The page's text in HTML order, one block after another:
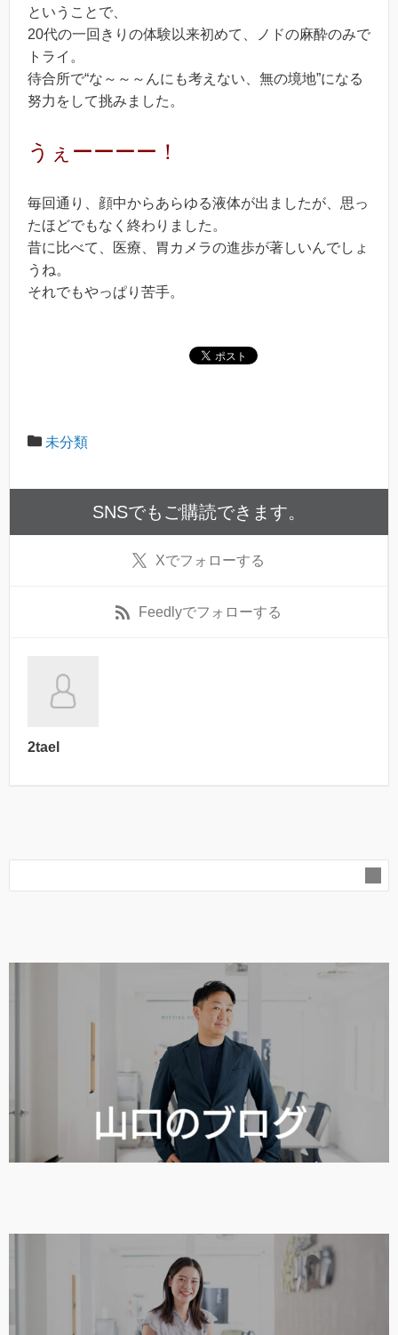
ということで、
20代の一回きりの体験以来初めて、ノドの麻酔のみで
トライ。
待合所で“な～～～んにも考えない、無の境地”になる
努力をして挑みました。
うぇーーーー！
毎回通り、顔中からあらゆる液体が出ましたが、思っ
たほどでもなく終わりました。
昔に比べて、医療、胃カメラの進歩が著しいんでしょ
うね。
それでもやっぱり苦手。
未分類
SNSでもご購読できます。
Xでフォローする
Feedlyでフォローする
2tael